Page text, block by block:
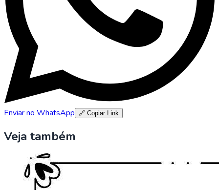
Enviar no WhatsApp 🔗 Copiar Link
Veja também